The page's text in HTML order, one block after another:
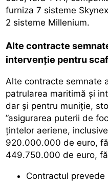
furniza 7 sisteme
2 sisteme Millenium.
Alte contracte
intervenție pentru
Alte contracte semnate
patrularea maritimă și
dar și pentru muniție,
”asigurarea puterii de
țintelor aeriene,
920.000.000 de euro,
449.750.000 de euro,
Contractul